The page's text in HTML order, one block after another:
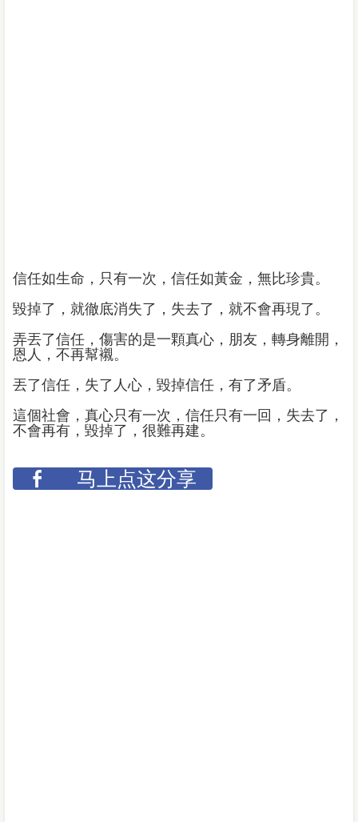
信任如生命，只有一次，信任如黃金，無比珍貴。
毀掉了，就徹底消失了，失去了，就不會再現了。
弄丟了信任，傷害的是一顆真心，朋友，轉身離開，
恩人，不再幫襯。
丟了信任，失了人心，毀掉信任，有了矛盾。
這個社會，真心只有一次，信任只有一回，失去了，
不會再有，毀掉了，很難再建。
马上点这分享